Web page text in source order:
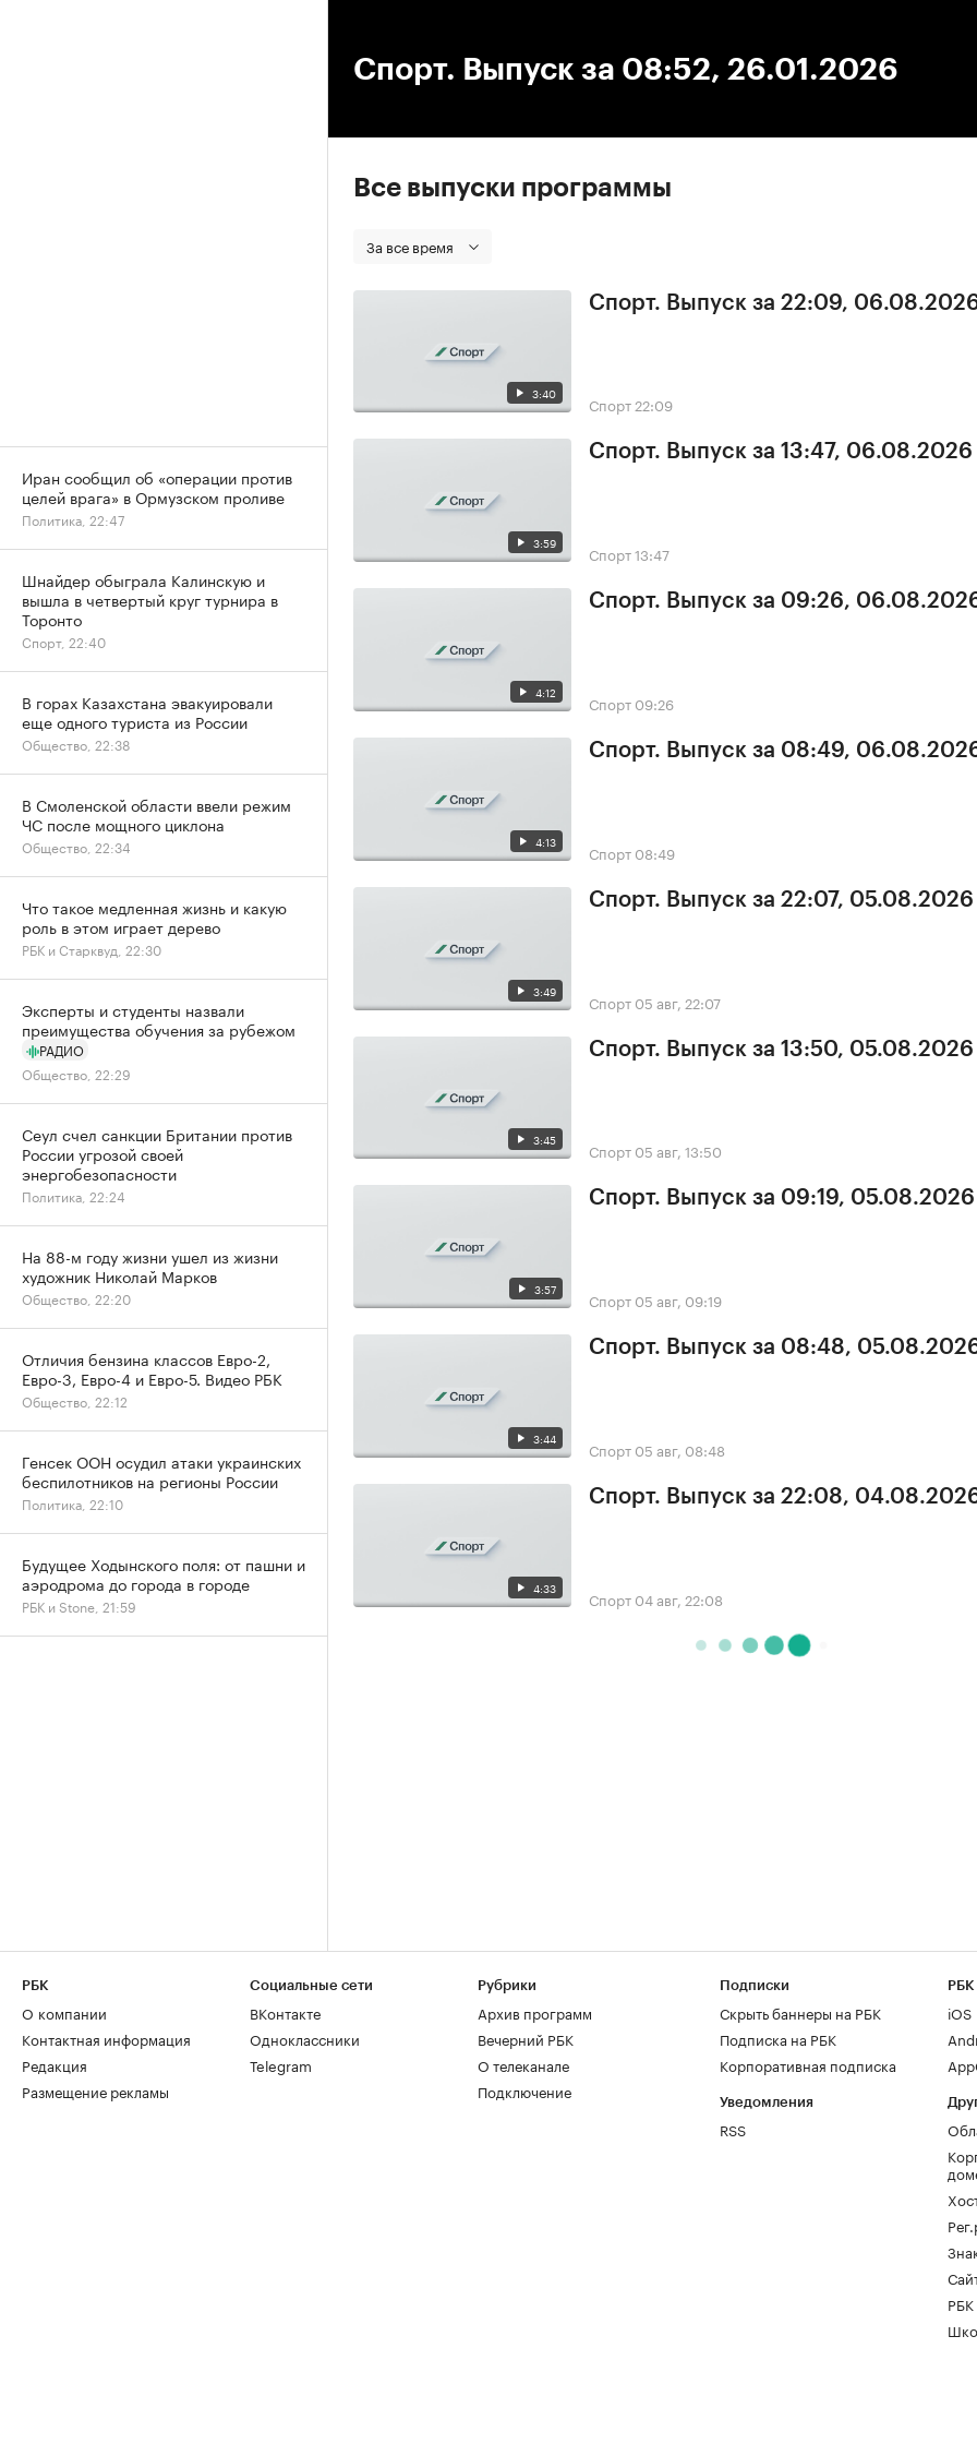
Спорт. Выпуск за 08:52, 26.01.2026
Все выпуски программы
За все время
3:40
Спорт. Выпуск за 22:09,
Спорт 22:09
3:59
Спорт. Выпуск за 13:47, 06.08.2026
Спорт13:47
4:12
Спорт. Выпуск за 09:26,
Спорт 09:26
4:13
Спорт. Выпуск за 08:49,
Спорт 08:49
3:49
Спорт. Выпуск за 22:07, 05.08.2026
Спорт 05 авг, 22:07
3:45
Спорт. Выпуск за 13:50, 05.08.2026
Спорт 05 авг, 13:50
3:57
Спорт. Выпуск за 09:19, 05.08.2026
Спорт 05 авг, 09:19
3:44
Спорт. Выпуск за 08:48,
Спорт 05 авг, 08:48
4:33
Спорт. Выпуск за 22:08,
Спорт 04 авг, 22:08
Иран сообщил об «операции против
целей врага» в Ормузском проливе
Политика, 22:47
Шнайдер обыграла Калинскую и
вышла в четвертый круг турнира в
Торонто
Спорт, 22:40
В горах Казахстана эвакуировали
еще одного туриста из России
Общество, 22:38
В Смоленской области ввели режим
ЧС после мощного циклона
Общество, 22:34
Что такое медленная жизнь и какую
роль в этом играет дерево
РБК и Старквуд, 22:30
Эксперты и студенты назвали
преимущества обучения за рубежом
РАДИО
Общество, 22:29
Сеул счел санкции Британии против
России угрозой своей
энергобезопасности
Политика, 22:24
На 88-м году жизни ушел из жизни
художник Николай Марков
Общество, 22:20
Отличия бензина классов Евро-2,
Евро-3, Евро-4 и Евро-5. Видео РБК
Общество, 22:12
Генсек ООН осудил атаки украинских
беспилотников на регионы России
Политика, 22:10
Будущее Ходынского поля: от пашни и
аэродрома до города в городе
РБК и Stone, 21:59
РБК
О компании
Контактная информация
Редакция
Размещение рекламы
Социальные сети
ВКонтакте
Одноклассники
Telegram
Рубрики
Архив программ
Вечерний РБК
О телеканале
Подключение
Подписки
Скрыть баннеры на РБК
Подписка на РБК
Корпоративная подписка
Уведомления
RSS
РБК
iOS